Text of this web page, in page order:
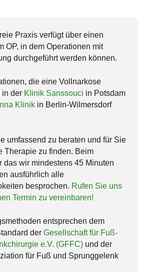
Praxis verfügt über einen
OP, in dem Operationen mit
durchgeführt werden können.
die eine Vollnarkose
in der Klinik Sanssouci in Potsdam
Klinik in Berlin-Wilmersdorf
umfassend zu beraten und für Sie
Therapie zu finden. Beim
das wir mindestens 45 Minuten
ausführlich alle
besprochen. Rufen Sie uns
Termin zu vereinbaren!
entsprechen dem
der Gesellschaft für Fuß-
e.V. (GFFC) und der
für Fuß und Sprunggelenk